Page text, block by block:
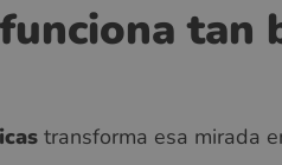
tan
transforma esa mirada